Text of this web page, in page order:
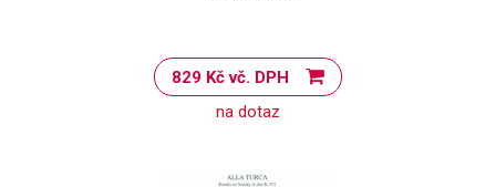
829 Kč vč. DPH
na dotaz